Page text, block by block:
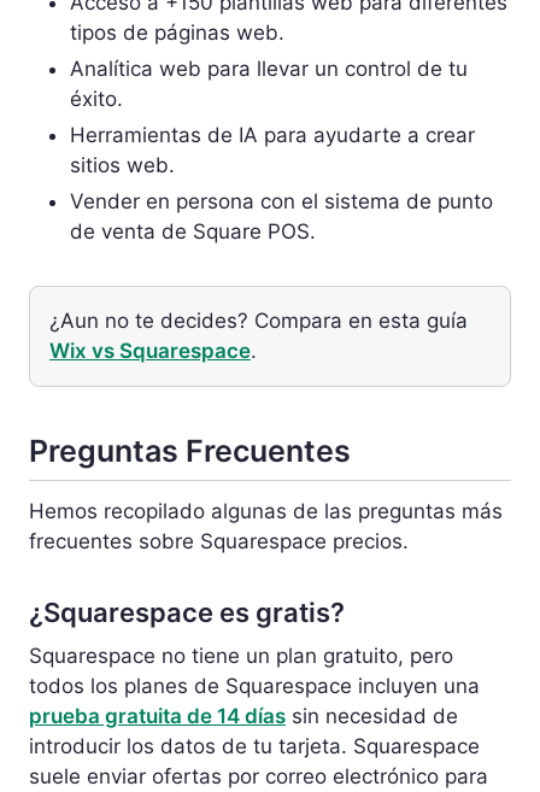
tipos de páginas web.
Analítica web para llevar un control de tu
éxito.
Herramientas de IA para ayudarte a crear
sitios web.
Vender en persona con el sistema de punto
de venta de Square POS.
¿Aun no te decides? Compara en esta guía
Wix vs Squarespace.
Preguntas Frecuentes
Hemos recopilado algunas de las preguntas más
frecuentes sobre Squarespace precios.
¿Squarespace es gratis?
Squarespace no tiene un plan gratuito, pero
todos los planes de Squarespace incluyen una
prueba gratuita de 14 días sin necesidad de
introducir los datos de tu tarjeta. Squarespace
suele enviar ofertas por correo electrónico para